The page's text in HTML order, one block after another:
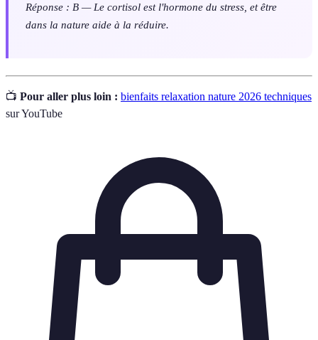
Réponse : B — Le cortisol est l'hormone du stress, et être
dans la nature aide à la réduire.
📺 Pour aller plus loin : bienfaits relaxation nature 2026 techniques
sur YouTube